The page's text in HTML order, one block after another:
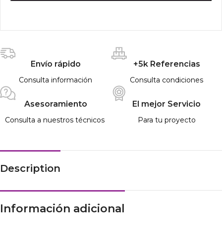
Envío rápido
Consulta información
+5k Referencias
Consulta condiciones
Asesoramiento
Consulta a nuestros técnicos
El mejor Servicio
Para tu proyecto
Description
Información adicional